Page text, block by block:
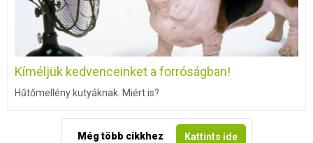
Kíméljük kedvenceinket a forróságban!
Hűtőmellény kutyáknak. Miért is?
Még több cikkhez Kattints ide